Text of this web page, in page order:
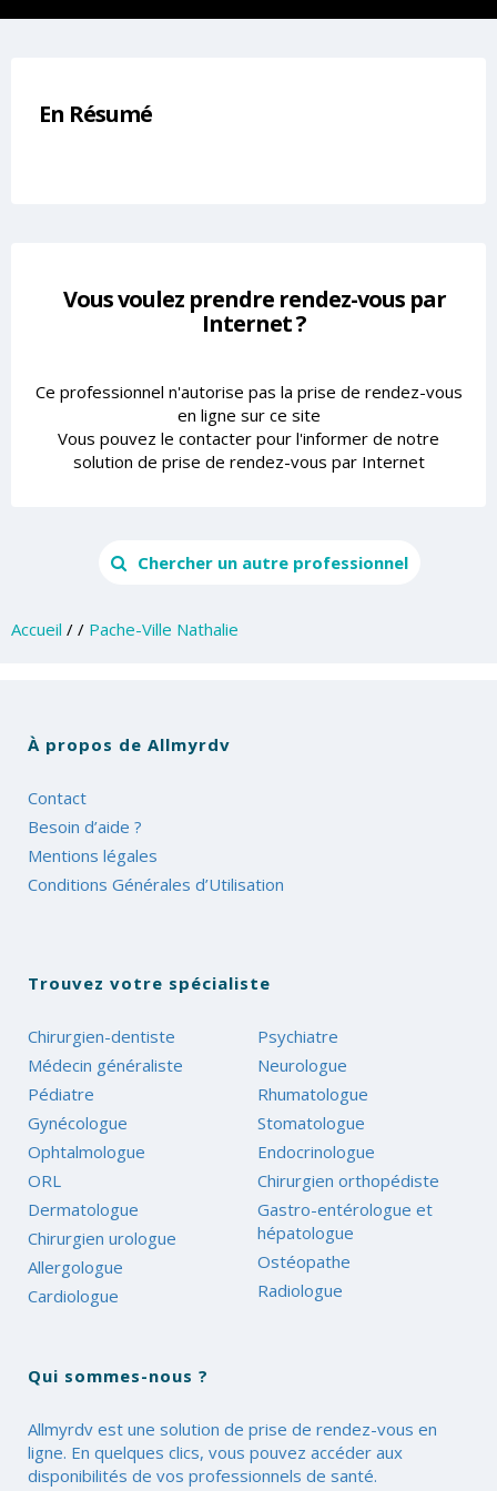
En Résumé
Vous voulez prendre rendez-vous par
Internet ?
Ce professionnel n'autorise pas la prise de rendez-vous
en ligne sur ce site
Vous pouvez le contacter pour l'informer de notre
solution de prise de rendez-vous par Internet
Chercher un autre professionnel
Accueil / / Pache-Ville Nathalie
À propos de Allmyrdv
Contact
Besoin d’aide ?
Mentions légales
Conditions Générales d’Utilisation
Trouvez votre spécialiste
Chirurgien-dentiste
Médecin généraliste
Pédiatre
Gynécologue
Ophtalmologue
ORL
Dermatologue
Chirurgien urologue
Allergologue
Cardiologue
Psychiatre
Neurologue
Rhumatologue
Stomatologue
Endocrinologue
Chirurgien orthopédiste
Gastro-entérologue et
hépatologue
Ostéopathe
Radiologue
Qui sommes-nous ?
Allmyrdv est une solution de prise de rendez-vous en
ligne. En quelques clics, vous pouvez accéder aux
disponibilités de vos professionnels de santé.